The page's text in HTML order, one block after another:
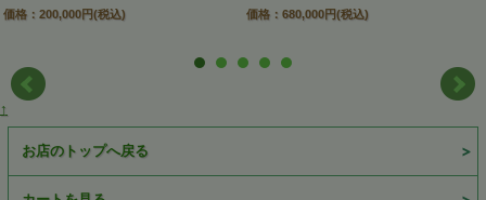
価格：200,000円(税込) 価格：680,000円(税込)
↑
お店のトップへ戻る